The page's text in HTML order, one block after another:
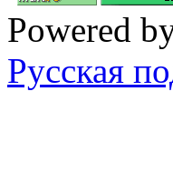
Powered
Русская